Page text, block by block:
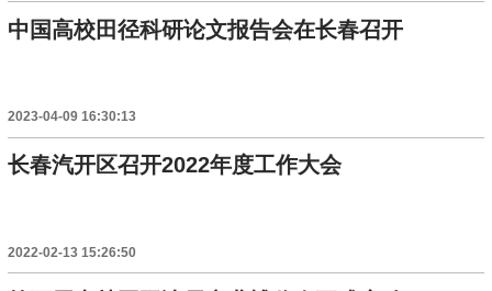
中国高校田径科研论文报告会在长春召开
2023-04-09 16:30:13
长春汽开区召开2022年度工作大会
2022-02-13 15:26:50